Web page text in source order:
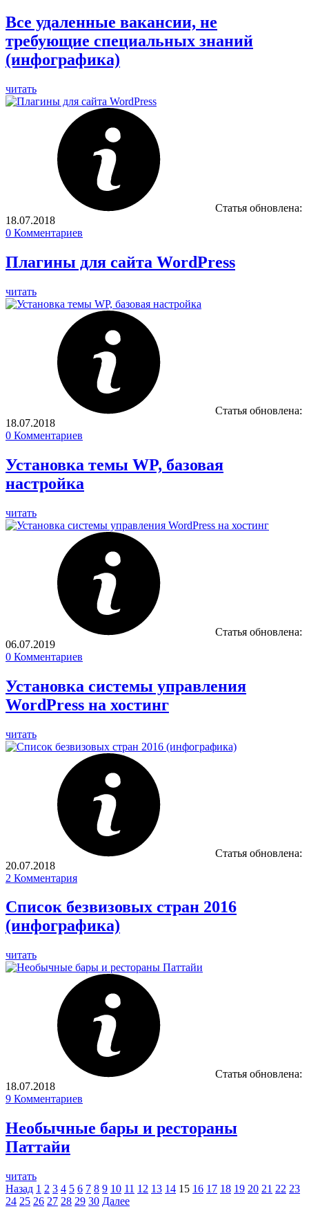
Все удаленные вакансии, не
требующие специальных знаний
(инфографика)
читать
Статья обновлена:
18.07.2018
0 Комментариев
Плагины для сайта WordPress
читать
Статья обновлена:
18.07.2018
0 Комментариев
Установка темы WP, базовая
настройка
читать
Статья обновлена:
06.07.2019
0 Комментариев
Установка системы управления
WordPress на хостинг
читать
Статья обновлена:
20.07.2018
2 Комментария
Список безвизовых стран 2016
(инфографика)
читать
Статья обновлена:
18.07.2018
9 Комментариев
Необычные бары и рестораны
Паттайи
читать
Назад 1 2 3 4 5 6 7 8 9 10 11 12 13 14 15 16 17 18 19 20 21 22 23
24 25 26 27 28 29 30 Далее